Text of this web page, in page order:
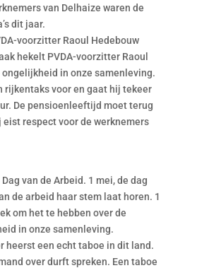
van Delhaize waren de
dit jaar.
voorzitter Raoul Hedebouw
hekelt PVDA-voorzitter Raoul
ongelijkheid in onze samenleving.
rijkentaks voor en gaat hij tekeer
De pensioenleeftijd moet terug
eist respect voor de werknemers
Dag van de Arbeid. 1 mei, de dag
de arbeid haar stem laat horen. 1
om het te hebben over de
in onze samenleving.
heerst een echt taboe in dit land.
over durft spreken. Een taboe